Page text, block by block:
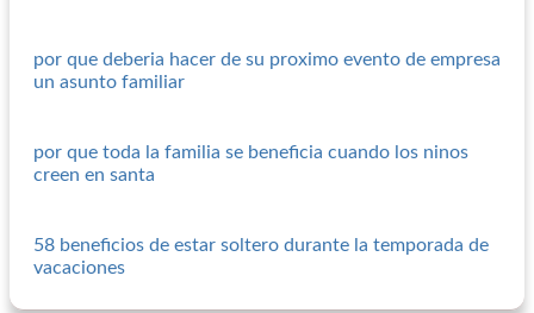
por que deberia hacer de su proximo evento de empresa
un asunto familiar
por que toda la familia se beneficia cuando los ninos
creen en santa
58 beneficios de estar soltero durante la temporada de
vacaciones